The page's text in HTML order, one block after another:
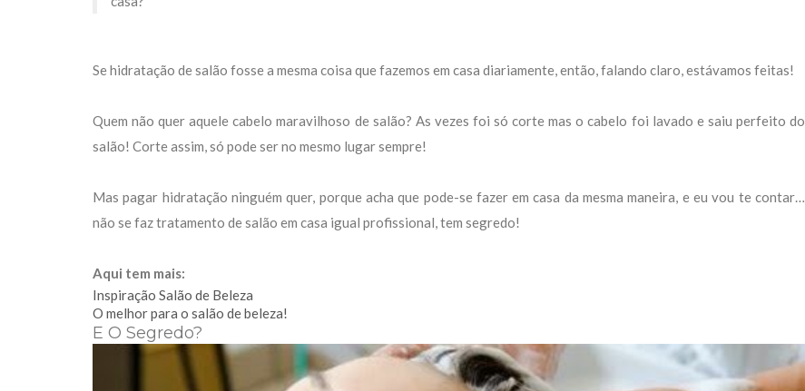
Se hidratação de salão fosse a mesma coisa que fazemos em casa diariamente, então, falando claro, estávamos feitas!
Quem não quer aquele cabelo maravilhoso de salão? As vezes foi só corte mas o cabelo foi lavado e saiu perfeito do
salão! Corte assim, só pode ser no mesmo lugar sempre!
Mas pagar hidratação ninguém quer, porque acha que pode-se fazer em casa da mesma maneira, e eu vou te contar…
não se faz tratamento de salão em casa igual profissional, tem segredo!
Aqui tem mais:
Inspiração Salão de Beleza
O melhor para o salão de beleza!
E O Segredo?